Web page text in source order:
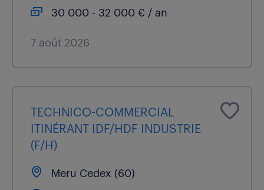
30 000 - 32 000 € / an
7 août 2026
TECHNICO-COMMERCIAL
ITINÉRANT IDF/HDF INDUSTRIE
(F/H)
Meru Cedex (60)